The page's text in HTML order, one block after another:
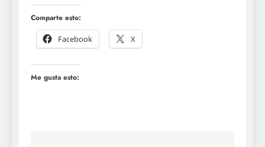
Comparte esto:
Facebook
X
Me gusta esto: